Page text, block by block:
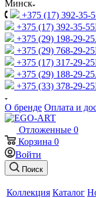
Минск
+375 (17) 392-35-
+375 (17) 392-35-55
+375 (29) 198-29-25
+375 (29) 768-29-25
+375 (17) 317-29-25
+375 (29) 188-29-25
+375 (33) 378-29-25
О бренде Оплата и
Отложенные 0
Корзина 0
Войти
Поиск
Коллекция Каталог